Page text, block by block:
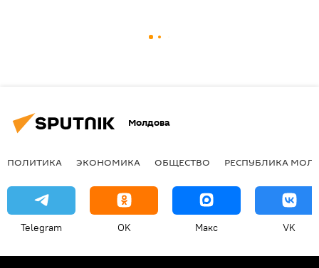
Молдова
ПОЛИТИКА ЭКОНОМИКА ОБЩЕСТВО РЕСПУБЛИКА
Telegram OK Макс VK